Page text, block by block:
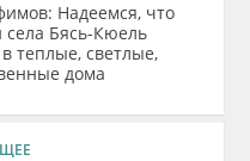
Надеемся, что
села Бясь-Кюель
теплые, светлые,
дома